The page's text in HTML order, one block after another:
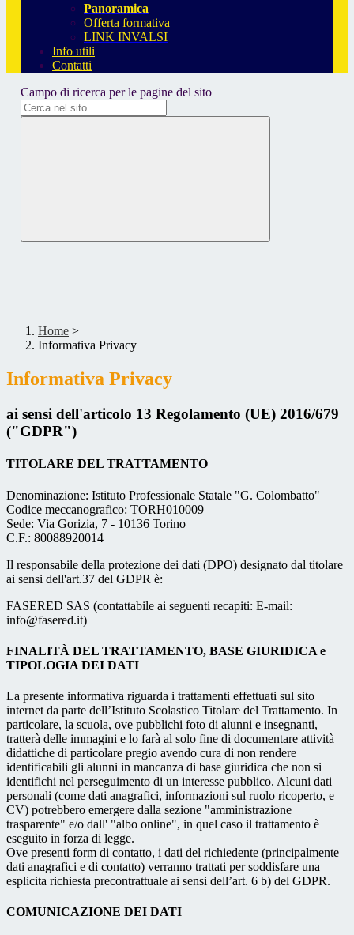
Panoramica
Offerta formativa
LINK INVALSI
Info utili
Contatti
Campo di ricerca per le pagine del sito
Home >
Informativa Privacy
Informativa Privacy
ai sensi dell'articolo 13 Regolamento (UE) 2016/679
("GDPR")
TITOLARE DEL TRATTAMENTO
Denominazione: Istituto Professionale Statale "G. Colombatto"
Codice meccanografico: TORH010009
Sede: Via Gorizia, 7 - 10136 Torino
C.F.: 80088920014
Il responsabile della protezione dei dati (DPO) designato dal titolare
ai sensi dell'art.37 del GDPR è:
FASERED SAS (contattabile ai seguenti recapiti: E-mail:
info@fasered.it)
FINALITÀ DEL TRATTAMENTO, BASE GIURIDICA e
TIPOLOGIA DEI DATI
La presente informativa riguarda i trattamenti effettuati sul sito
internet da parte dell’Istituto Scolastico Titolare del Trattamento. In
particolare, la scuola, ove pubblichi foto di alunni e insegnanti,
tratterà delle immagini e lo farà al solo fine di documentare attività
didattiche di particolare pregio avendo cura di non rendere
identificabili gli alunni in mancanza di base giuridica che non si
identifichi nel perseguimento di un interesse pubblico. Alcuni dati
personali (come dati anagrafici, informazioni sul ruolo ricoperto, e
CV) potrebbero emergere dalla sezione "amministrazione
trasparente" e/o dall' "albo online", in quel caso il trattamento è
eseguito in forza di legge.
Ove presenti form di contatto, i dati del richiedente (principalmente
dati anagrafici e di contatto) verranno trattati per soddisfare una
esplicita richiesta precontrattuale ai sensi dell’art. 6 b) del GDPR.
COMUNICAZIONE DEI DATI